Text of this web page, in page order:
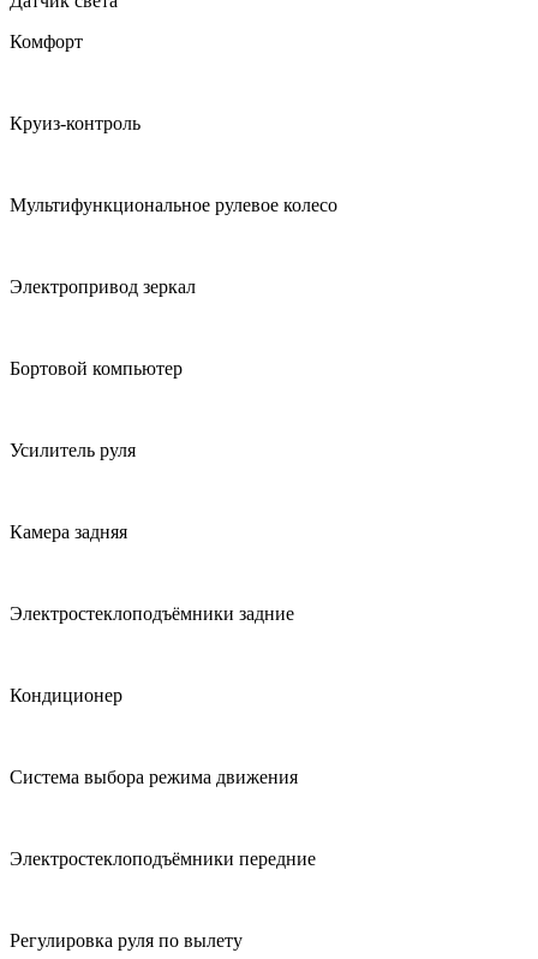
Комфорт
Круиз-контроль
Мультифункциональное рулевое колесо
Электропривод зеркал
Бортовой компьютер
Усилитель руля
Камера задняя
Электростеклоподъёмники задние
Кондиционер
Система выбора режима движения
Электростеклоподъёмники передние
Регулировка руля по вылету